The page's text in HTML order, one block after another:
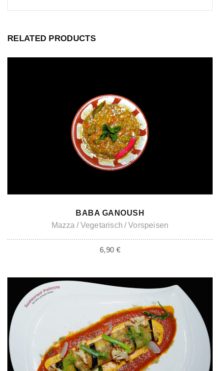
RELATED PRODUCTS
ADD TO CART
BABA GANOUSH
Mazza
Vegetarisch Vorspeisen
6,90 €